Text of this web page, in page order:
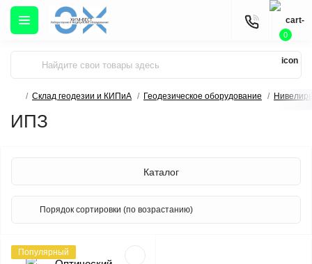
0
Склад геодезии и КИПиА Геодезическое оборудование
ИПЗ
Каталог
Популярный